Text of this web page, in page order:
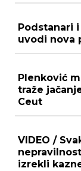
Podstanari
uvodi nova
Plenković
traže
Ceut
VIDEO /
izrekli